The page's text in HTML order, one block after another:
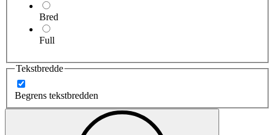
Bred
Full
Tekstbredde
Begrens tekstbredden